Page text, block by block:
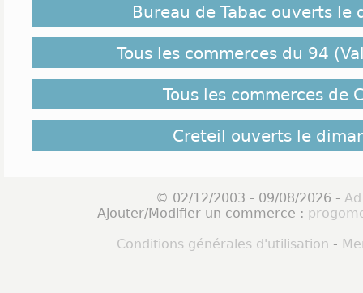
Bureau de Tabac ouverts le
Tous les commerces du 94
Tous les commerces de
Creteil ouverts le
© 02/12/2003 - 09/08/2026 -
Ajouter/Modifier un commerce :
Conditions générales d'utilisation -